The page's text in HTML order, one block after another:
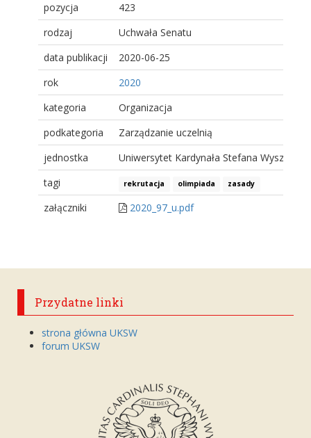
pozycja
423
rodzaj
Uchwała Senatu
data publikacji
2020-06-25
rok
2020
kategoria
Organizacja
podkategoria
Zarządzanie uczelnią
jednostka
Uniwersytet Kardynała Stefana
tagi
rekrutacja olimpiada zasady
załączniki 2020_97_u.pdf
Przydatne linki
strona główna UKSW
forum UKSW